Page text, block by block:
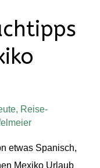
, Reise-
etwas Spanisch,
Mexiko Urlaub